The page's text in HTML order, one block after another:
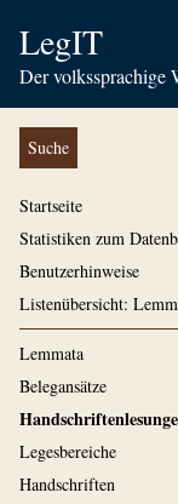
LegIT
Der volkssprachige
Suche
Startseite
Statistiken zum
Benutzerhinweise
Listenübersicht:
Lemmata
Belegansätze
Legesbereiche
Handschriften